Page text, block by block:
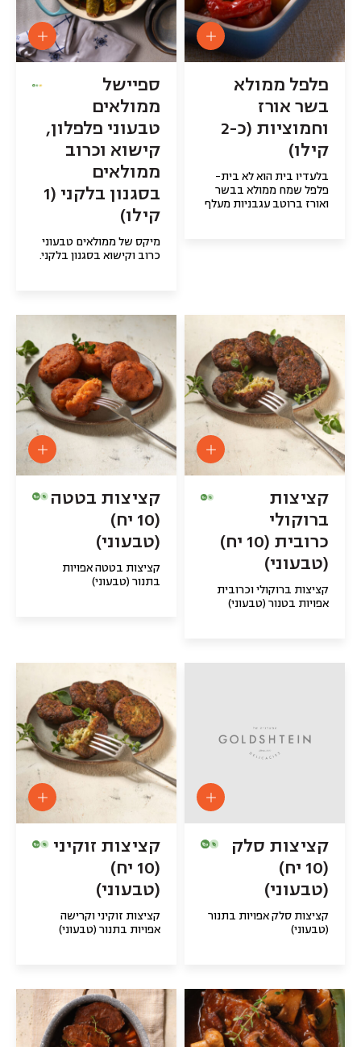
פלפל ממולא
בשר אורז
וחמוציות (כ-2
קילו)
בלעדיו בית הוא לא בית-
פלפל שמח ממולא בבשר
ואורז ברוטב עגבניות מעלף
ספיישל
ממולאים
טבעוני פלפלון,
קישוא וכרוב
ממולאים
בסגנון בלקני (1
קילו)
מיקס של ממולאים טבעוני
כרוב וקישוא בסגנון בלקני.
קציצות
ברוקולי
כרובית (10 יח)
(טבעוני)
קציצות ברוקולי וכרובית
אפויות בטנור (טבעוני)
קציצות בטטה
(10 יח)
(טבעוני)
קציצות בטטה אפויות
בתנור (טבעוני)
קציצות סלק
(10 יח)
(טבעוני)
קציצות סלק אפויות בתנור
(טבעוני)
קציצות זוקיני
(10 יח)
(טבעוני)
קציצות זוקיני וקרישה
אפויות בתנור (טבעוני)